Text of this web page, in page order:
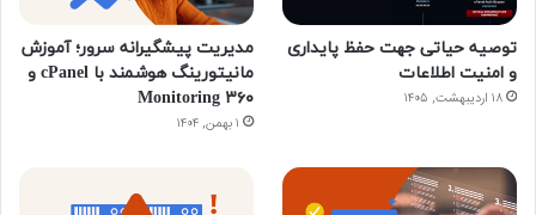
توصیه حیاتی جهت حفظ پایداری
و امنیت اطلاعات
۱۸ اردیبهشت, ۱۴۰۵
مدیریت پیشگیرانه سرور؛ آموزش
مانیتورینگ هوشمند با cPanel و
۳۶۰ Monitoring
۱ بهمن, ۱۴۰۴